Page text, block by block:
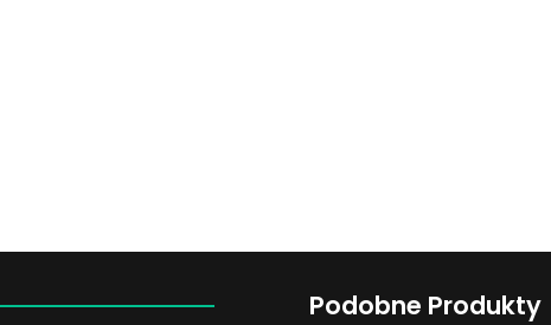
Podobne Produkty